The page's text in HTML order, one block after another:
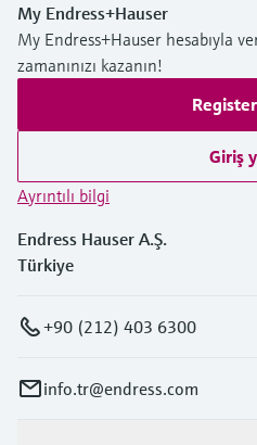
My Endress+Hauser
My Endress+Hauser hesabıyla
zamanınızı kazanın!
Giriş
Ayrıntılı bilgi
Endress Hauser A.Ş.
Türkiye
+90 (212) 403 6300
info.tr@endress.com